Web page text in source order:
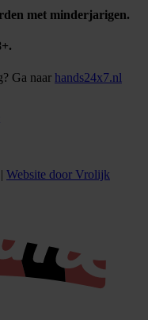
met minderjarigen.
Ga naar hands24x7.nl
Website door Vrolijk